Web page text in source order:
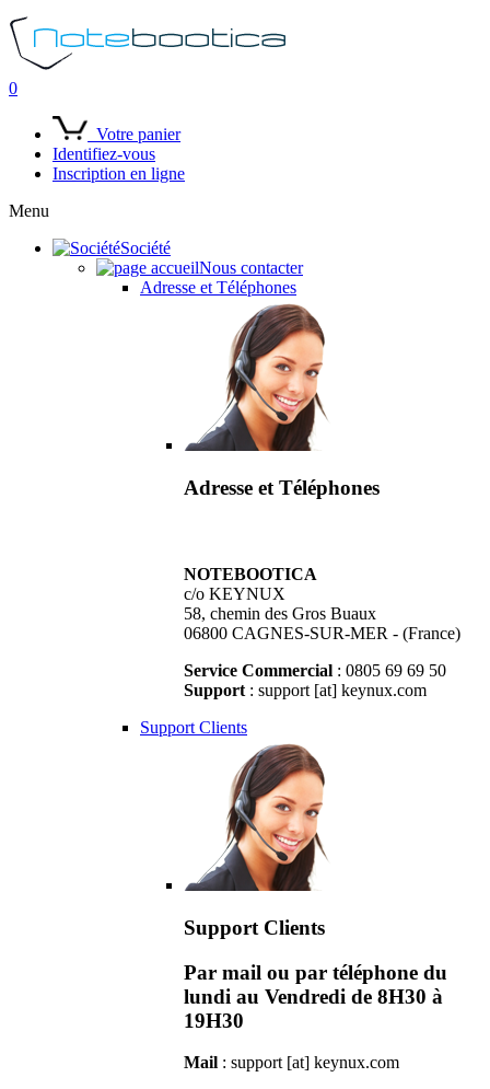
0
Votre panier
Identifiez-vous
Inscription en ligne
Menu
Société
Nous contacter
Adresse et Téléphones
Adresse et Téléphones
NOTEBOOTICA
c/o KEYNUX
58, chemin des Gros Buaux
06800 CAGNES-SUR-MER - (France)
Service Commercial : 0805 69 69 50
Support : support [at] keynux.com
Support Clients
Support Clients
Par mail ou par téléphone du
lundi au Vendredi de 8H30 à
19H30
Mail : support [at] keynux.com